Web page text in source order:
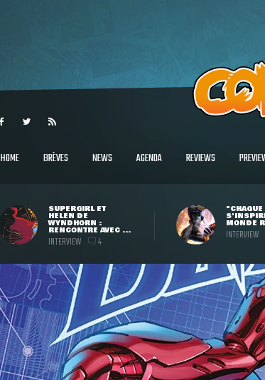
HOME BRÈVES NEWS AGENDA REVIEWS
SUPERGIRL ET
HELEN DE
WYNDHORN :
RENCONTRE AVEC ...
INTERVIEW 4
"CHAQUE
MONDE
INTERVIEW